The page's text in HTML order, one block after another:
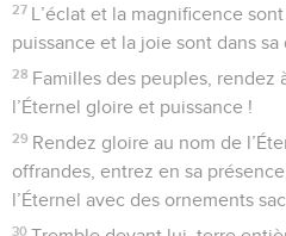
27 L’éclat et la magnificence
puissance et la joie sont dans sa
28 Familles des peuples, rendez
l’Éternel gloire et puissance !
29 Rendez gloire au nom de
offrandes, entrez en sa
l’Éternel avec des ornements
30